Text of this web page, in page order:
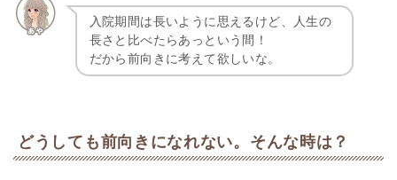
入院期間は長いように思えるけど、人生の
長さと比べたらあっという間！
だから前向きに考えて欲しいな。
どうしても前向きになれない。そんな時は？